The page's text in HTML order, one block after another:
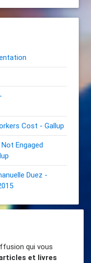
Cost - Gallup
Engaged
Duez -
qui vous
et livres